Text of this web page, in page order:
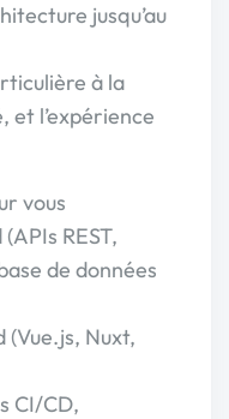
jusqu’au
à la
et l’expérience
vous
REST,
de données
Nuxt,
CI/CD,